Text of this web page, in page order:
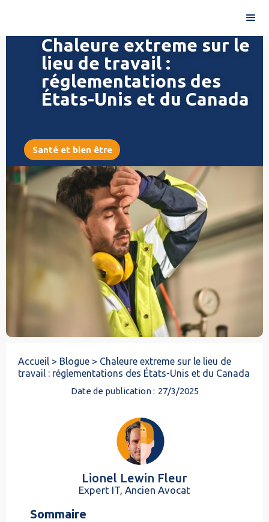
Santé et bien être
Chaleure extreme sur le
lieu de travail :
réglementations des
États-Unis et du Canada
Accueil > Blogue > Chaleure extreme sur le lieu de
travail : réglementations des États-Unis et du Canada
Date de publication : 27/3/2025
Lionel Lewin Fleur
Expert IT, Ancien Avocat
Sommaire